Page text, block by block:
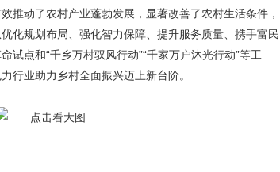
推动了农村产业蓬勃发展，显著改善了农村生活条件，
化规划布局、强化智力保障、提升服务质量、携手富民
试点和“千乡万村驭风行动”“千家万户沐光行动”等工
行业助力乡村全面振兴迈上新台阶。